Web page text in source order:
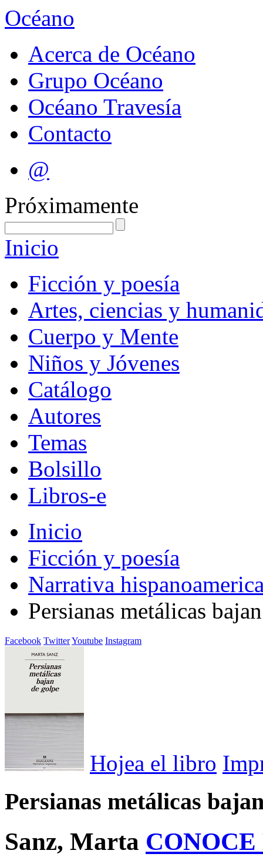
Océano
Acerca de Océano
Grupo Océano
Océano Travesía
Contacto
@
Próximamente
Inicio
Ficción y poesía
Artes, ciencias y
Cuerpo y Mente
Niños y Jóvenes
Catálogo
Autores
Temas
Bolsillo
Libros-e
Inicio
Ficción y poesía
Narrativa
Persianas metálicas
Facebook TwitterYoutube Instagram
Hojea el libro
Persianas metálicas
Sanz, Marta